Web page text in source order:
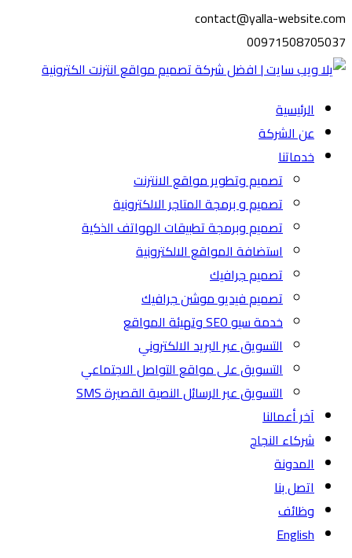
contact@yalla-website.com
00971508705037
الرئيسية
عن الشركة
خدماتنا
تصميم وتطوير مواقع الانترنت
تصميم و برمجة المتاجر الالكترونية
تصميم وبرمجة تطبيقات الهواتف الذكية
استضافة المواقع الالكترونية
تصميم جرافيك
تصميم فيديو موشن جرافيك
خدمة سيو SEO وتهيئة المواقع
التسويق عبر البريد الالكتروني
التسويق على مواقع التواصل الاجتماعي
التسويق عبر الرسائل النصية القصيرة SMS
آخر أعمالنا
شركاء النجاح
المدونة
اتصل بنا
وظائف
English